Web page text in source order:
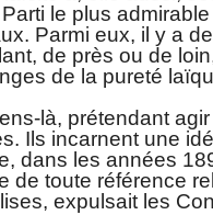
le plus
Parmi eux, il y a
de près ou de
de la pureté
là, prétendant
Ils incarnent une
dans les années
de toute référence
expulsait les